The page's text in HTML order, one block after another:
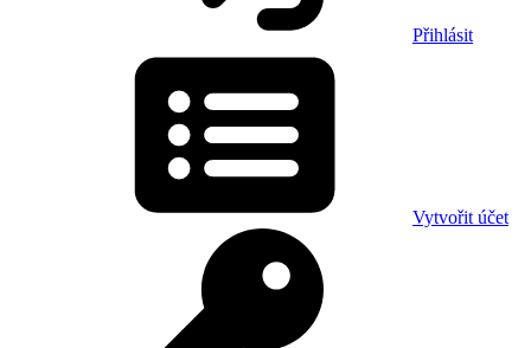
Přihlásit
Vytvořit účet